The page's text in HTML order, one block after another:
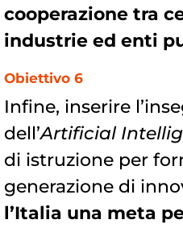
cooperazione tra
industrie ed enti
Obiettivo 6
Infine, inserire
dell’Artificial
di istruzione per
generazione di
l’Italia una meta